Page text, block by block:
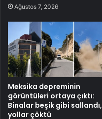
Ağustos 7, 2026
Meksika depreminin
görüntüleri ortaya çıktı:
Binalar beşik gibi sallandı,
yollar çöktü